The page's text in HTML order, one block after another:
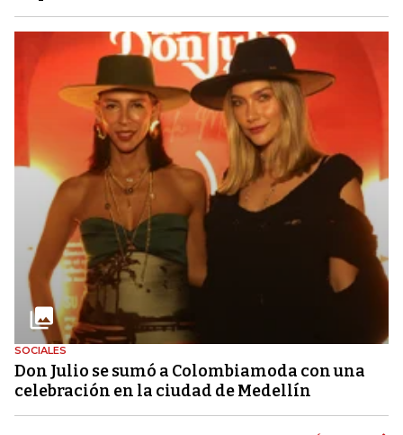
SOCIALES
Don Julio se sumó a Colombiamoda con una
celebración en la ciudad de Medellín